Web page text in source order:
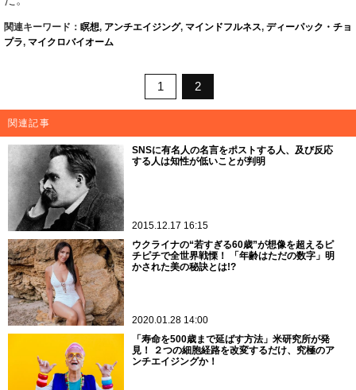
関連キーワード： 瞑想, アンチエイジング, マインドフルネス, ディーパック・チョ
プラ, マイクロバイオーム
1 2
関連記事
SNSに有名人の名言をポストする人、及び反応
する人は知性が低いことが判明
2015.12.17 16:15
ウクライナの“若すぎる60歳”が想像を超えるピ
チピチで全世界戦慄！ 「年齢はただの数字」明
かされた美の秘訣とは!?
2020.01.28 14:00
「寿命を500歳まで延ばす方法」米研究所が発
見！ ２つの細胞経路を改変するだけ、究極のア
ンチエイジングか！